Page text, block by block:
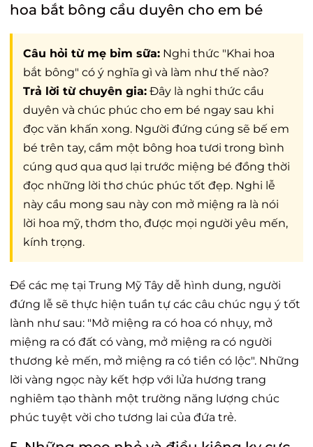
hoa bắt bông cầu duyên cho em bé
Câu hỏi từ mẹ bỉm sữa: Nghi thức "Khai hoa
bắt bông" có ý nghĩa gì và làm như thế nào?
Trả lời từ chuyên gia: Đây là nghi thức cầu
duyên và chúc phúc cho em bé ngay sau khi
đọc văn khấn xong. Người đứng cúng sẽ bế em
bé trên tay, cầm một bông hoa tươi trong bình
cúng quơ qua quơ lại trước miệng bé đồng thời
đọc những lời thơ chúc phúc tốt đẹp. Nghi lễ
này cầu mong sau này con mở miệng ra là nói
lời hoa mỹ, thơm tho, được mọi người yêu mến,
kính trọng.
Để các mẹ tại Trung Mỹ Tây dễ hình dung, người
đứng lễ sẽ thực hiện tuần tự các câu chúc ngụ ý tốt
lành như sau: "Mở miệng ra có hoa có nhụy, mở
miệng ra có đất có vàng, mở miệng ra có người
thương kẻ mến, mở miệng ra có tiền có lộc". Những
lời vàng ngọc này kết hợp với lửa hương trang
nghiêm tạo thành một trường năng lượng chúc
phúc tuyệt vời cho tương lai của đứa trẻ.